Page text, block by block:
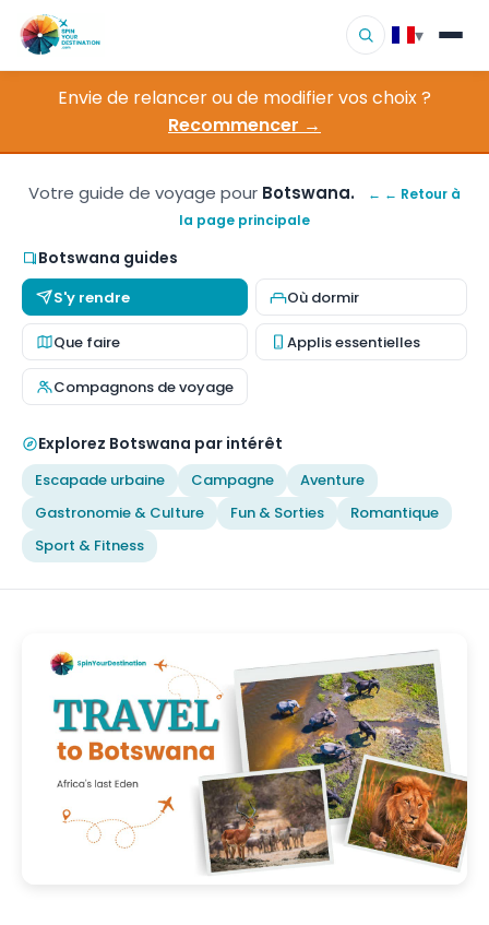
▾
Destinations
▾
Comment ça marche
À propos
Contact
Envie de relancer ou de modifier vos choix ?
Recommencer →
Votre guide de voyage pour Botswana.
← ← Retour à
la page principale
Botswana guides
S'y rendre Où dormir
Que faire Applis essentielles
Compagnons de voyage
Explorez Botswana par intérêt
Escapade urbaine Campagne
Aventure
Gastronomie & Culture
Fun & Sorties
Romantique
Sport & Fitness